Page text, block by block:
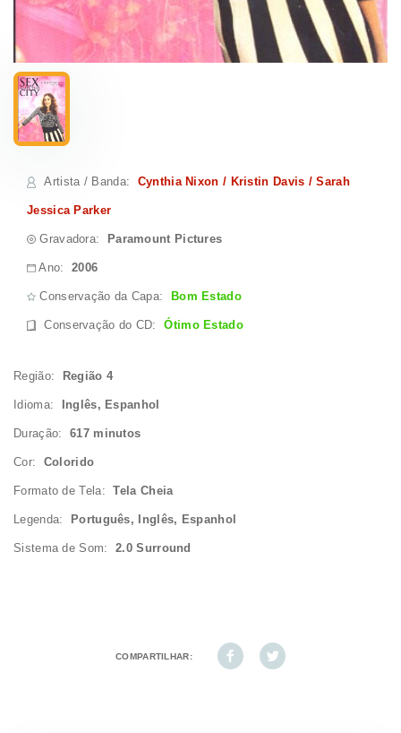
Artista / Banda: Cynthia Nixon / Kristin Davis / Sarah
Jessica Parker
Gravadora: Paramount Pictures
Ano:2006
Conservação da Capa: Bom Estado
Conservação do CD:Ótimo Estado
Região: Região 4
Idioma: Inglês, Espanhol
Duração: 617 minutos
Cor: Colorido
Formato de Tela:Tela Cheia
Legenda: Português, Inglês, Espanhol
Sistema de Som:2.0 Surround
COMPARTILHAR: